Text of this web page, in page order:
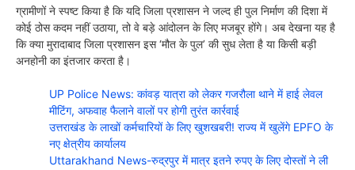
ग्रामीणों ने स्पष्ट किया है कि यदि जिला प्रशासन ने जल्द ही पुल निर्माण की दिशा में
कोई ठोस कदम नहीं उठाया, तो वे बड़े आंदोलन के लिए मजबूर होंगे। अब देखना यह है
कि क्या मुरादाबाद जिला प्रशासन इस ‘मौत के पुल’ की सुध लेता है या किसी बड़ी
अनहोनी का इंतजार करता है।
UP Police News: कांवड़ यात्रा को लेकर गजरौला थाने में हाई लेवल
मीटिंग, अफवाह फैलाने वालों पर होगी तुरंत कार्रवाई
उत्तराखंड के लाखों कर्मचारियों के लिए खुशखबरी! राज्य में खुलेंगे EPFO के
नए क्षेत्रीय कार्यालय
Uttarakhand News-रुद्रपुर में मात्र इतने रुपए के लिए दोस्तों ने ली